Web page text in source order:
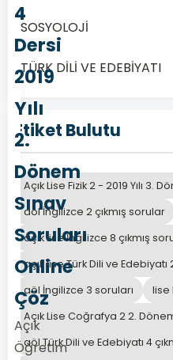
4
Dersi
2019
Yılı
2.
Dönem
Sınav
Soruları
Online
Çöz
Açık
Öğretim
SOSYOLOJİ
TÜRK DİLİ VE EDEBİYATI
Etiket Bulutu
Açık Lise Fizik 2 - 2019 Yılı 3.
aöl İngilizce 2 çıkmış sorular
açık lise İngilizce 8 çıkmış
açık lise Türk Dili ve Edebiyatı
aöl İngilizce 3 soruları
lise
Açık Lise Coğrafya 2 2.
aöl Türk Dili ve Edebiyatı 4